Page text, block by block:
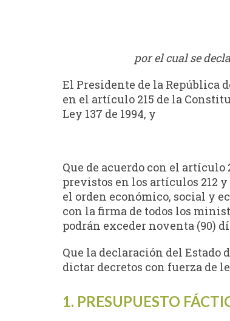
por el cual se
El Presidente de la República
en el artículo 215 de la
Ley 137 de 1994, y
Que de acuerdo con el
previstos en los artículos 212
el orden económico, social y
con la firma de todos los
podrán exceder noventa (90)
Que la declaración del Estado
dictar decretos con fuerza de
1. PRESUPUESTO